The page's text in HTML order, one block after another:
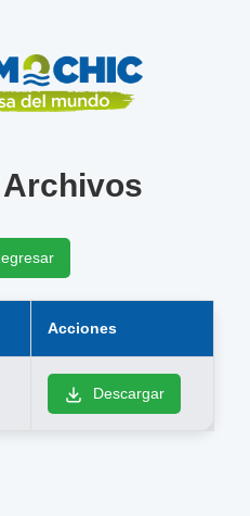
Acciones
Descargar